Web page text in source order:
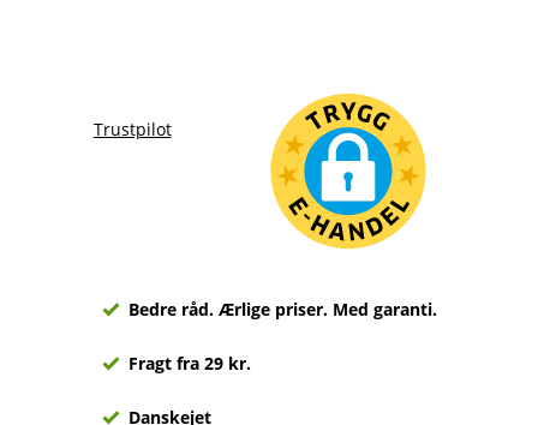
Trustpilot
Bedre råd. Ærlige priser. Med garanti.
Fragt fra 29 kr.
Danskejet